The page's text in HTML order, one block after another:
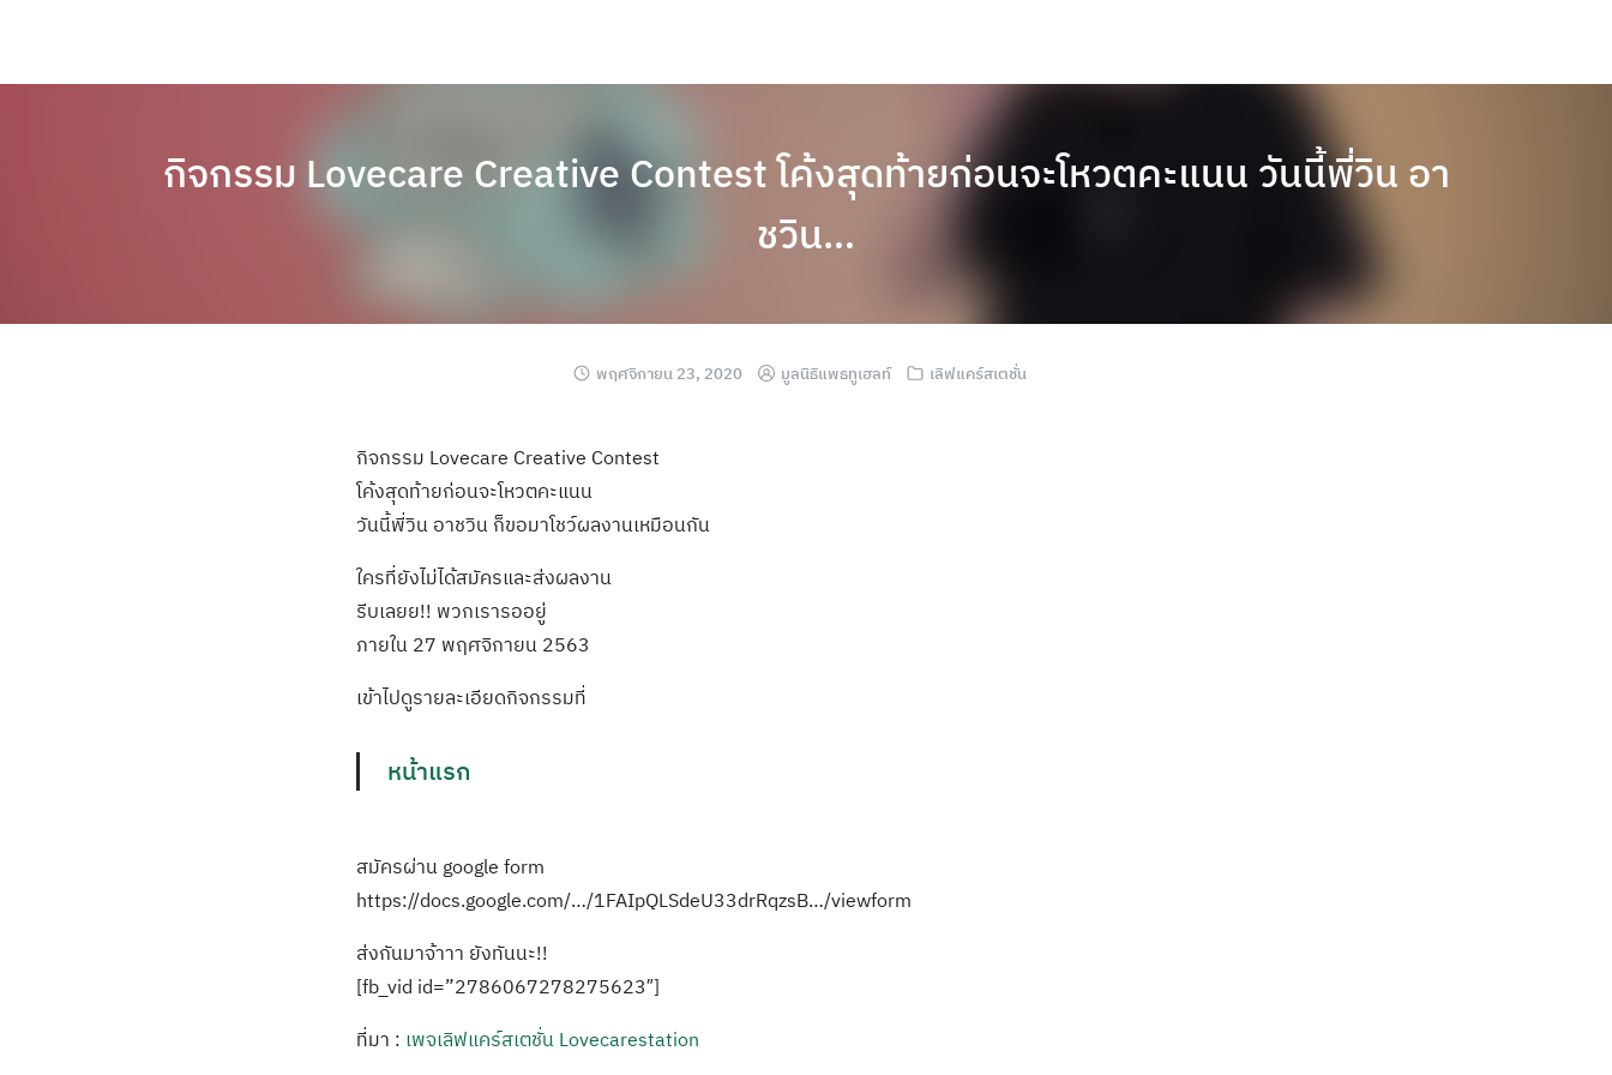
กิจกรรม Lovecare Creative Contest โค้งสุดท้ายก่อนจะโหวตคะแนน วันนี้พี่วิน อา
ชวิน…
พฤศจิกายน 23, 2020 มูลนิธิแพธทูเฮลท์ เลิฟแคร์สเตชั่น
กิจกรรม Lovecare Creative Contest
โค้งสุดท้ายก่อนจะโหวตคะแนน
วันนี้พี่วิน อาชวิน ก็ขอมาโชว์ผลงานเหมือนกัน
ใครที่ยังไม่ได้สมัครและส่งผลงาน
รีบเลยย!! พวกเรารออยู่
ภายใน 27 พฤศจิกายน 2563
เข้าไปดูรายละเอียดกิจกรรมที่
หน้าแรก
สมัครผ่าน google form
https://docs.google.com/…/1FAIpQLSdeU33drRqzsB…/viewform
ส่งกันมาจ้าาา ยังทันนะ!!
[fb_vid id=”2786067278275623″]
ที่มา : เพจเลิฟแคร์สเตชั่น Lovecarestation